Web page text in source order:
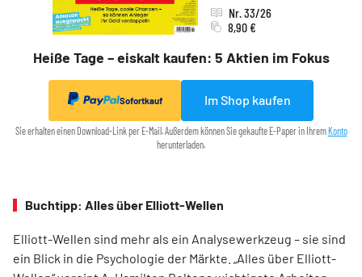
Heiße Tage – eiskalt kaufen: 5 Aktien im Fokus
Nr. 33/26
8,90 €
Sofortkauf Im Shop kaufen
Sie erhalten einen Download-Link per E-Mail. Außerdem können Sie gekaufte E-Paper in IhremKonto
herunterladen.
Buchtipp: Alles über Elliott-Wellen
Elliott-Wellen sind mehr als ein Analysewerkzeug – sie sind
ein Blick in die Psychologie der Märkte. „Alles über Elliott-